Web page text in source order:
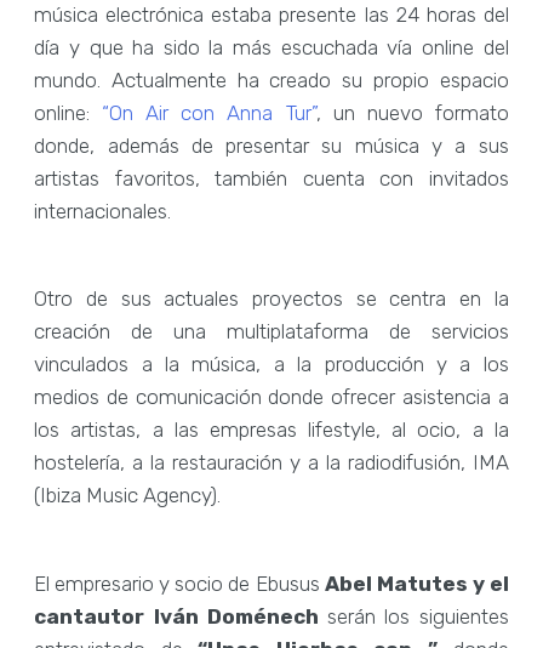
música electrónica estaba presente las 24 horas del
día y que ha sido la más escuchada vía online del
mundo. Actualmente ha creado su propio espacio
online: “On Air con Anna Tur”, un nuevo formato
donde, además de presentar su música y a sus
artistas favoritos, también cuenta con invitados
internacionales.
Otro de sus actuales proyectos se centra en la
creación de una multiplataforma de servicios
vinculados a la música, a la producción y a los
medios de comunicación donde ofrecer asistencia a
los artistas, a las empresas lifestyle, al ocio, a la
hostelería, a la restauración y a la radiodifusión, IMA
(Ibiza Music Agency).
El empresario y socio de Ebusus Abel Matutes y el
cantautor Iván Doménechserán los siguientes